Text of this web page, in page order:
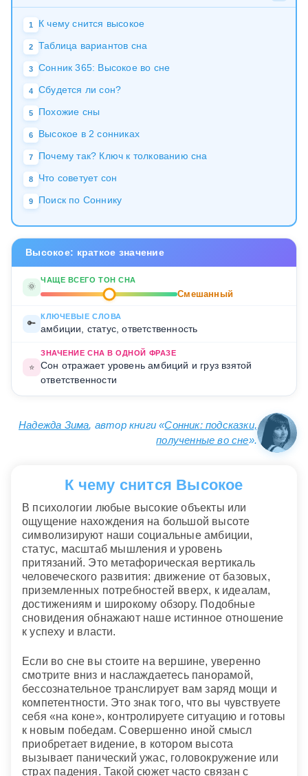
1 К чему снится высокое
2 Таблица вариантов сна
3 Сонник 365: Высокое во сне
4 Сбудется ли сон?
5 Похожие сны
6 Высокое в 2 сонниках
7 Почему так? Ключ к толкованию сна
8 Что советует сон
9 Поиск по Соннику
Высокое: краткое значение
🌞
ЧАЩЕ ВСЕГО ТОН СНА
Смешанный
🔑
КЛЮЧЕВЫЕ СЛОВА
амбиции, статус, ответственность
⭐
ЗНАЧЕНИЕ СНА В ОДНОЙ ФРАЗЕ
Сон отражает уровень амбиций и груз взятой
ответственности
Надежда Зима, автор книги «Сонник: подсказки,
полученные во сне».
К чему снится Высокое
В психологии любые высокие объекты или
ощущение нахождения на большой высоте
символизируют наши социальные амбиции,
статус, масштаб мышления и уровень
притязаний. Это метафорическая вертикаль
человеческого развития: движение от базовых,
приземленных потребностей вверх, к идеалам,
достижениям и широкому обзору. Подобные
сновидения обнажают наше истинное отношение
к успеху и власти.
Если во сне вы стоите на вершине, уверенно
смотрите вниз и наслаждаетесь панорамой,
бессознательное транслирует вам заряд мощи и
компетентности. Это знак того, что вы чувствуете
себя «на коне», контролируете ситуацию и готовы
к новым победам. Совершенно иной смысл
приобретает видение, в котором высота
вызывает панический ужас, головокружение или
страх падения. Такой сюжет часто связан с